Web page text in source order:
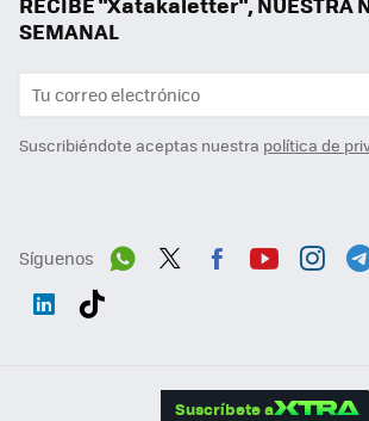
SEMANAL
Suscribiéndote aceptas nuestra política de
Síguenos
Suscríbete a